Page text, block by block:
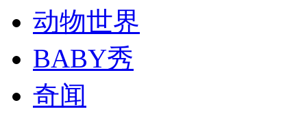
动物世界
BABY秀
奇闻